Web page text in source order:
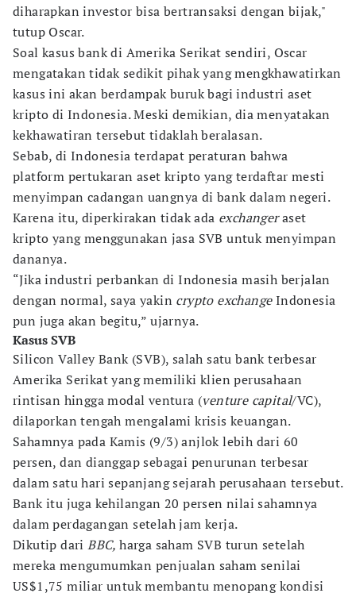
diharapkan investor bisa bertransaksi dengan bijak,"
tutup Oscar.
Soal kasus bank di Amerika Serikat sendiri, Oscar
mengatakan tidak sedikit pihak yang mengkhawatirkan
kasus ini akan berdampak buruk bagi industri aset
kripto di Indonesia. Meski demikian, dia menyatakan
kekhawatiran tersebut tidaklah beralasan.
Sebab, di Indonesia terdapat peraturan bahwa
platform pertukaran aset kripto yang terdaftar mesti
menyimpan cadangan uangnya di bank dalam negeri.
Karena itu, diperkirakan tidak ada exchangeraset
kripto yang menggunakan jasa SVB untuk menyimpan
dananya.
“Jika industri perbankan di Indonesia masih berjalan
dengan normal, saya yakin crypto exchangeIndonesia
pun juga akan begitu,” ujarnya.
Kasus SVB
Silicon Valley Bank (SVB), salah satu bank terbesar
Amerika Serikat yang memiliki klien perusahaan
rintisan hingga modal ventura (venture capital/VC),
dilaporkan tengah mengalami krisis keuangan.
Sahamnya pada Kamis (9/3) anjlok lebih dari 60
persen, dan dianggap sebagai penurunan terbesar
dalam satu hari sepanjang sejarah perusahaan tersebut.
Bank itu juga kehilangan 20 persen nilai sahamnya
dalam perdagangan setelah jam kerja.
Dikutip dariBBC,harga saham SVB turun setelah
mereka mengumumkan penjualan saham senilai
US$1,75 miliar untuk membantu menopang kondisi